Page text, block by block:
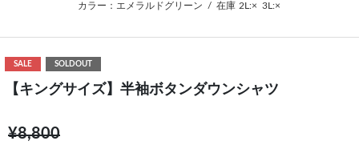
カラー：エメラルドグリーン / 在庫 2L:× 3L:×
SALE SOLDOUT
【キングサイズ】半袖ボタンダウンシャツ
¥8,800